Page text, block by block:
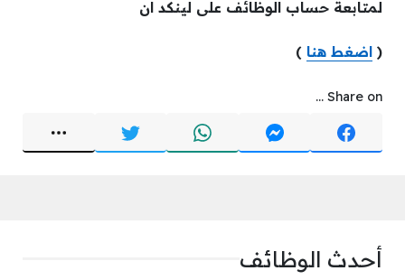
لمتابعة حساب الوظائف على لينكد ان
( اضغط هنا )
Share on ...
أحدث الوظائف